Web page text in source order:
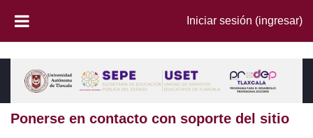
Iniciar sesión (ingresar)
Ponerse en contacto con soporte del sitio